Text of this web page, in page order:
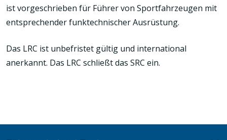
ist vorgeschrieben für Führer von Sportfahrzeugen mit
entsprechender funktechnischer Ausrüstung.
Das LRC ist unbefristet gültig und international
anerkannt. Das LRC schließt das SRC ein.